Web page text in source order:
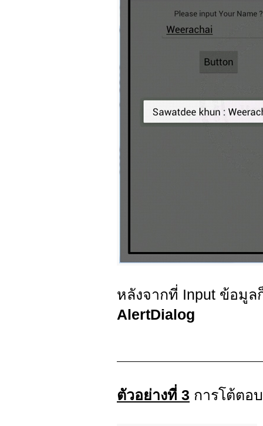
หลังจากที่ Input ข้อมู
AlertDialog
ตัวอย่างที่ 3 การโต้ตอ